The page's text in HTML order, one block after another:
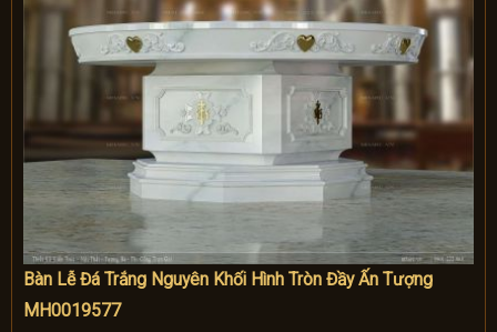
Bàn Lễ Đá Trắng Nguyên Khối Hình Tròn Đầy Ấn Tượng
MH0019577